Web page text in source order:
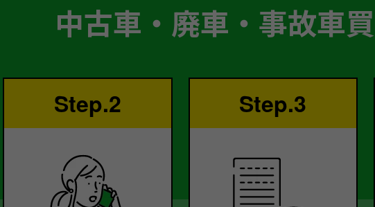
中古車・廃車・事故車
Step.2 Step.3